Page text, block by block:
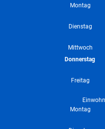
Montag
Dienstag
Mittwoch
Donnerstag
Freitag
Montag